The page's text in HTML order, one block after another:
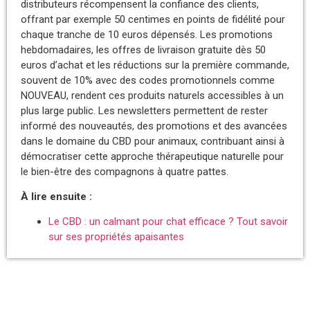
distributeurs récompensent la confiance des clients,
offrant par exemple 50 centimes en points de fidélité pour
chaque tranche de 10 euros dépensés. Les promotions
hebdomadaires, les offres de livraison gratuite dès 50
euros d’achat et les réductions sur la première commande,
souvent de 10% avec des codes promotionnels comme
NOUVEAU, rendent ces produits naturels accessibles à un
plus large public. Les newsletters permettent de rester
informé des nouveautés, des promotions et des avancées
dans le domaine du CBD pour animaux, contribuant ainsi à
démocratiser cette approche thérapeutique naturelle pour
le bien-être des compagnons à quatre pattes.
À lire ensuite :
Le CBD : un calmant pour chat efficace ? Tout savoir
sur ses propriétés apaisantes